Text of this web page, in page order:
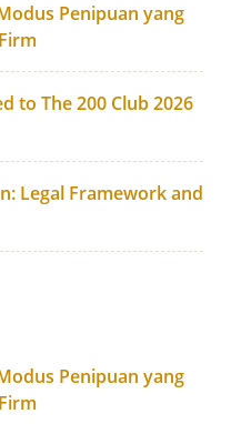
Penipuan yang
to The 200 Club 2026
Legal Framework and
Penipuan yang